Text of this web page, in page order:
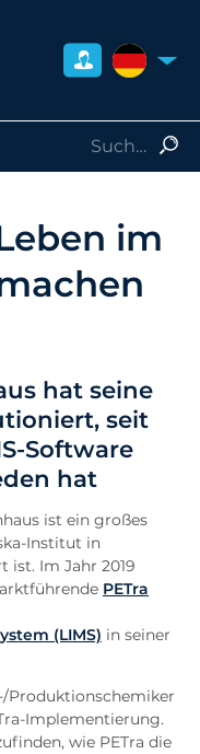
im
hat seine
seit
Software
hat
ist ein großes
Institut in
ist. Im Jahr 2019
PETra
(LIMS) in seiner
Produktionschemiker
Implementierung.
wie PETra die